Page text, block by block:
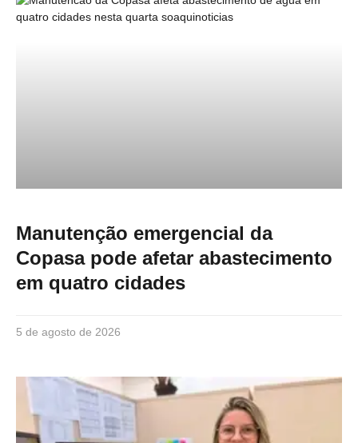
Manutenção emergencial da
Copasa pode afetar abastecimento
em quatro cidades
5 de agosto de 2026